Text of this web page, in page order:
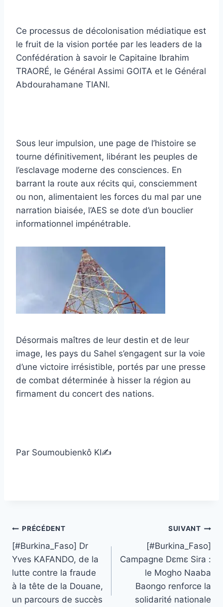
Ce processus de décolonisation médiatique est
le fruit de la vision portée par les leaders de la
Confédération à savoir le Capitaine Ibrahim
TRAORÉ, le Général Assimi GOITA et le Général
Abdourahamane TIANI.
Sous leur impulsion, une page de l’histoire se
tourne définitivement, libérant les peuples de
l’esclavage moderne des consciences. En
barrant la route aux récits qui, consciemment
ou non, alimentaient les forces du mal par une
narration biaisée, l’AES se dote d’un bouclier
informationnel impénétrable.
Désormais maîtres de leur destin et de leur
image, les pays du Sahel s’engagent sur la voie
d’une victoire irrésistible, portés par une presse
de combat déterminée à hisser la région au
firmament du concert des nations.
Par Soumoubienkô KI✍️
Navigation
de
l’article
PRÉCÉDENT
[#Burkina_Faso] Dr
Yves KAFANDO, de la
lutte contre la fraude
à la tête de la Douane,
un parcours de succès
SUIVANT
[#Burkina_Faso]
Campagne Dɛmɛ Sira :
le Mogho Naaba
Baongo renforce la
solidarité nationale